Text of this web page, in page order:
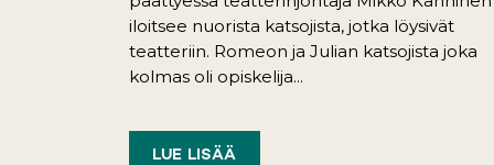
iloitsee nuorista katsojista, jotka löysivät
teatteriin. Romeon ja Julian katsojista joka
kolmas oli opiskelija...
LUE LISÄÄ